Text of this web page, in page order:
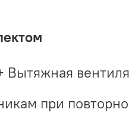
Вытяжная
при